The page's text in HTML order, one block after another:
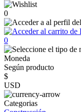
0
0
Moneda
Según producto
$
USD
Categorias